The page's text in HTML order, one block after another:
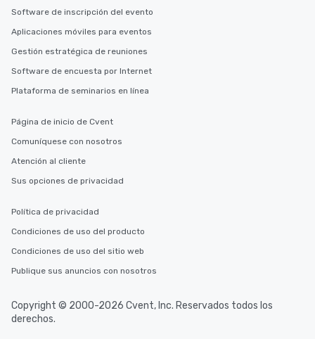
Software de inscripción del evento
Aplicaciones móviles para eventos
Gestión estratégica de reuniones
Software de encuesta por Internet
Plataforma de seminarios en línea
Página de inicio de Cvent
Comuníquese con nosotros
Atención al cliente
Sus opciones de privacidad
Política de privacidad
Condiciones de uso del producto
Condiciones de uso del sitio web
Publique sus anuncios con nosotros
Copyright © 2000-2026 Cvent, Inc. Reservados todos los
derechos.